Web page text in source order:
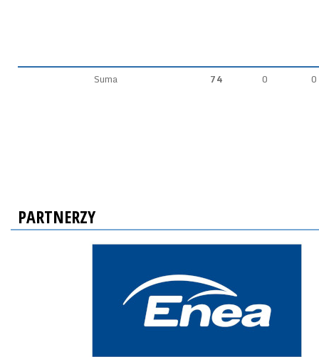
Suma 74 0 0
PARTNERZY